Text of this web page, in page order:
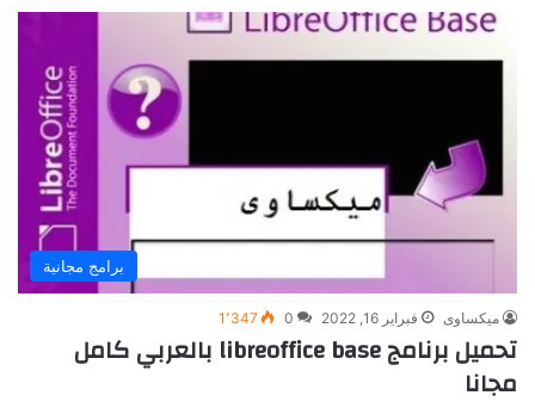
برامج مجانية
ميكساوى فبراير 16, 2022 0 1٬347
تحميل برنامج libreoffice base بالعربي كامل
مجانا